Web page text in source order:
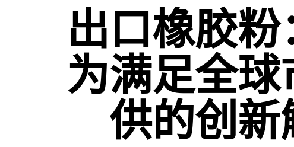
出口橡胶粉
为满足全
供的创新